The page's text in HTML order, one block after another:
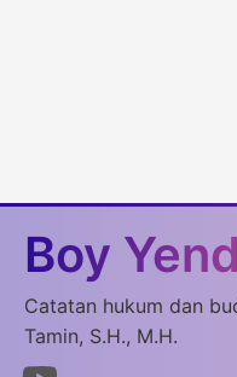
Boy
Catatan hukum dan
Tamin, S.H., M.H.